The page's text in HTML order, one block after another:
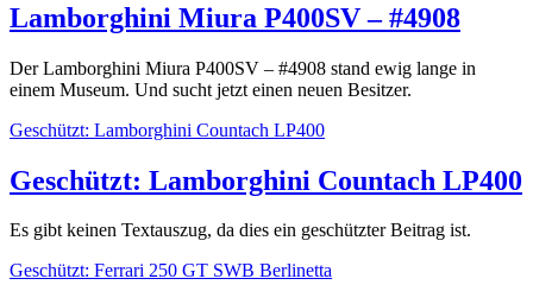
Lamborghini Miura P400SV – #4908
Der Lamborghini Miura P400SV – #4908 stand ewig lange in
einem Museum. Und sucht jetzt einen neuen Besitzer.
Geschützt: Lamborghini Countach LP400
Geschützt: Lamborghini Countach LP400
Es gibt keinen Textauszug, da dies ein geschützter Beitrag ist.
Geschützt: Ferrari 250 GT SWB Berlinetta